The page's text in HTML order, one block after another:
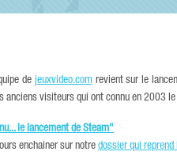
de jeuxvideo.comrevient sur le
visiteurs qui ont connu en 2003
le lancement de Steam"
enchainer sur notre dossier qui